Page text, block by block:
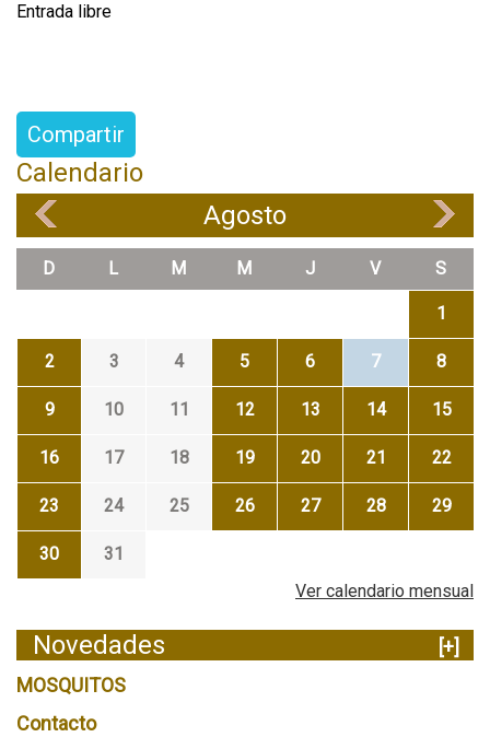
Entrada libre
Compartir
Calendario
Agosto
D L M M J V S
1
2 3 4 5 6 7 8
9 10 11 12 13 14 15
16 17 18 19 20 21 22
23 24 25 26 27 28 29
30
31
Ver calendario mensual
Novedades
[+]
MOSQUITOS
Contacto